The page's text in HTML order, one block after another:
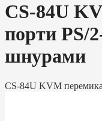
CS-84U
порти PS/
шнурами
CS-84U KVM